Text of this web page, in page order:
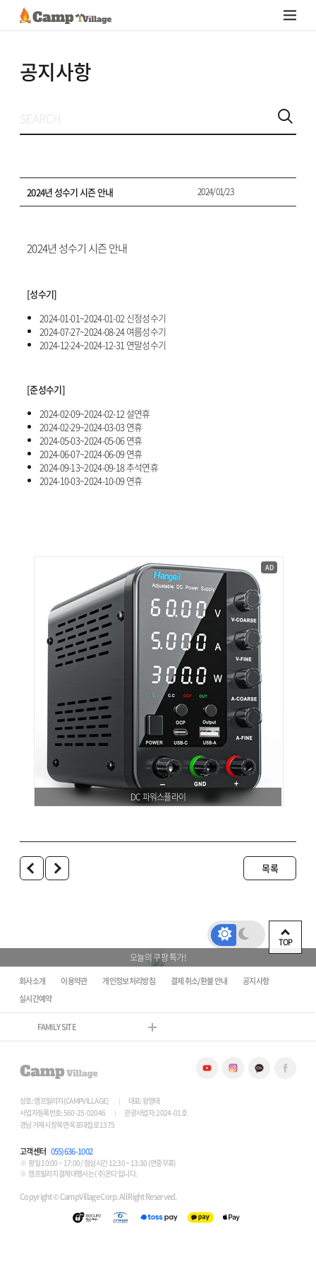
TOP
공지사항
2024년 성수기 시즌 안내 2024/01/23
2024년 성수기 시즌 안내
[성수기]
2024-01-01~2024-01-02 신정성수기
2024-07-27~2024-08-24 여름성수기
2024-12-24~2024-12-31 연말성수기
[준성수기]
2024-02-09~2024-02-12 설연휴
2024-02-29~2024-03-03 연휴
2024-05-03~2024-05-06 연휴
2024-06-07~2024-06-09 연휴
2024-09-13~2024-09-18 추석연휴
2024-10-03~2024-10-09 연휴
AD
DC 파워스플라이
목록
오늘의 쿠팡 특가!
회사소개 이용약관 개인정보처리방침 결제 취소/환불 안내
공지사항
실시간예약
FAMILY SITE
상호: 캠프빌리지(CAMPVILLAGE)
대표: 왕영태
사업자등록번호: 560-25-02046
관광사업자: 2024-01호
경남 거제시 장목면 옥포대첩로 1375
고객센터 055)636-1002
평일 10:00 ~ 17:00 / 점심시간 12:30 ~ 13:30 (연중무휴)
캠프빌리지 결제대행사는 (주)온다 입니다.
Copyright © CampVillage Corp. All Right Reserved.